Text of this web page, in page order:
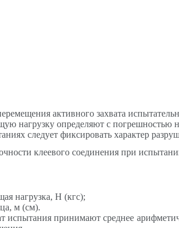
активного захвата
нагрузку определяют с погрешностью
следует фиксировать характер
клеевого соединения при
нагрузка, Н (кгс);
м (см).
испытания принимают среднее